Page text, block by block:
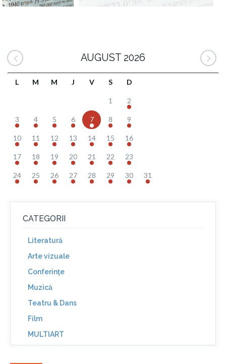
AUGUST 2026
L M M J V S D
1 2
3 4 5 6 7 8 9
10 11 12 13 14 15 16
17 18 19 20 21 22 23
24 25 26 27 28 29 30 31
CATEGORII
Literatură
Arte vizuale
Conferinţe
Muzică
Teatru & Dans
Film
MULTIART